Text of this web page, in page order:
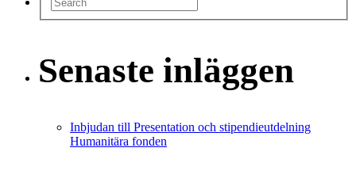
Senaste inläggen
Inbjudan till Presentation och stipendieutdelning
Humanitära fonden